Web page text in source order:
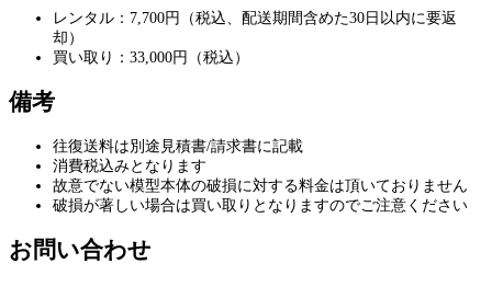
レンタル：7,700円（税込、配送期間含めた30日以内に要返
却）
買い取り：33,000円（税込）
備考
往復送料は別途見積書/請求書に記載
消費税込みとなります
故意でない模型本体の破損に対する料金は頂いておりません
破損が著しい場合は買い取りとなりますのでご注意ください
お問い合わせ